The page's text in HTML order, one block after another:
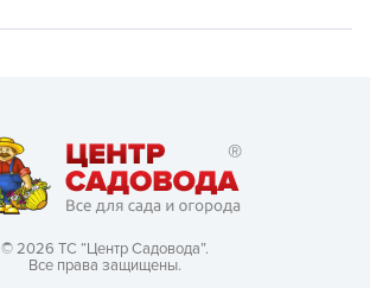
© 2026 ТС “Центр Садовода”.
Все права защищены.